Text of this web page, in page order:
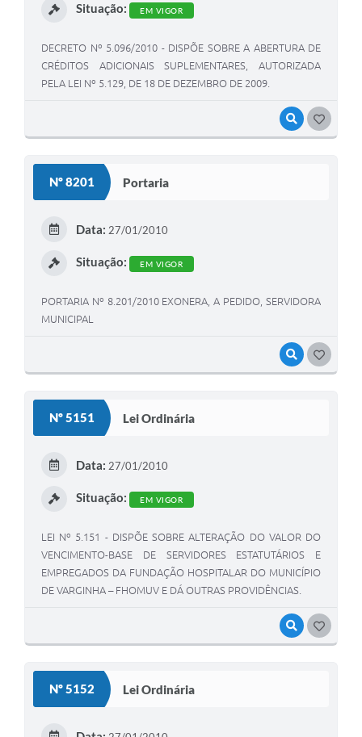
VISUALIZAR
Situação: EM VIGOR
DECRETO Nº 5.096/2010 - DISPÕE SOBRE A ABERTURA DE
CRÉDITOS ADICIONAIS SUPLEMENTARES, AUTORIZADA
PELA LEI Nº 5.129, DE 18 DE DEZEMBRO DE 2009.
Nº 8201 Portaria
VISUALIZAR
Data: 27/01/2010
Situação: EM VIGOR
PORTARIA Nº 8.201/2010 EXONERA, A PEDIDO, SERVIDORA
MUNICIPAL
Nº 5151 Lei Ordinária
VISUALIZAR
Data: 27/01/2010
Situação: EM VIGOR
LEI Nº 5.151 - DISPÕE SOBRE ALTERAÇÃO DO VALOR DO
VENCIMENTO-BASE DE SERVIDORES ESTATUTÁRIOS E
EMPREGADOS DA FUNDAÇÃO HOSPITALAR DO MUNICÍPIO
DE VARGINHA – FHOMUV E DÁ OUTRAS PROVIDÊNCIAS.
Nº 5152 Lei Ordinária